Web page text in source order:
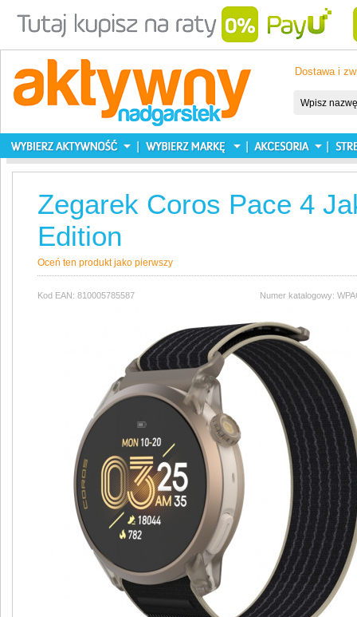
Dostawa i
Zegarek Coros Pace 4
Edition
Oceń ten produkt jako pierwszy
Kod EAN: 810005785587 Numer katalogowy: